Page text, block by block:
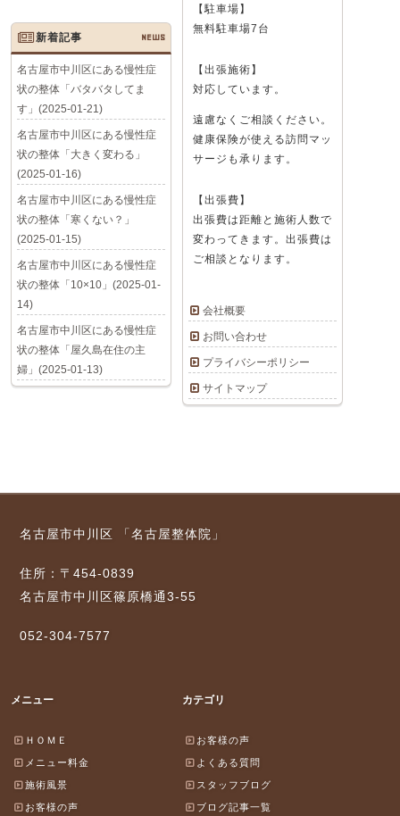
【駐車場】
無料駐車場7台
【出張施術】
対応しています。
遠慮なくご相談ください。
健康保険が使える訪問マッ
サージも承ります。
【出張費】
出張費は距離と施術人数で
変わってきます。出張費は
ご相談となります。
会社概要
お問い合わせ
プライバシーポリシー
サイトマップ
新着記事 NEWS
名古屋市中川区にある慢性症
状の整体「バタバタしてま
す」(2025-01-21)
名古屋市中川区にある慢性症
状の整体「大きく変わる」
(2025-01-16)
名古屋市中川区にある慢性症
状の整体「寒くない？」
(2025-01-15)
名古屋市中川区にある慢性症
状の整体「10×10」(2025-01-
14)
名古屋市中川区にある慢性症
状の整体「屋久島在住の主
婦」(2025-01-13)
名古屋市中川区 「名古屋整体院」
住所：〒454-0839
名古屋市中川区篠原橋通3-55
052-304-7577
メニュー
ＨＯＭＥ
メニュー料金
施術風景
お客様の声
カテゴリ
お客様の声
よくある質問
スタッフブログ
ブログ記事一覧